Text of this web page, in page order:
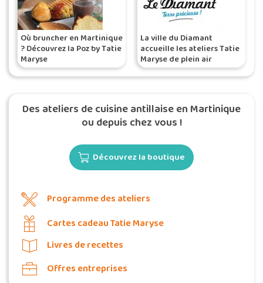
Où bruncher en Martinique
? Découvrez la Poz by Tatie
Maryse
La ville du Diamant
accueille les ateliers Tatie
Maryse de plein air
Des ateliers de cuisine antillaise en Martinique
ou depuis chez vous !
Découvrez la boutique
Programme des ateliers
Cartes cadeau Tatie Maryse
Livres de recettes
Offres entreprises